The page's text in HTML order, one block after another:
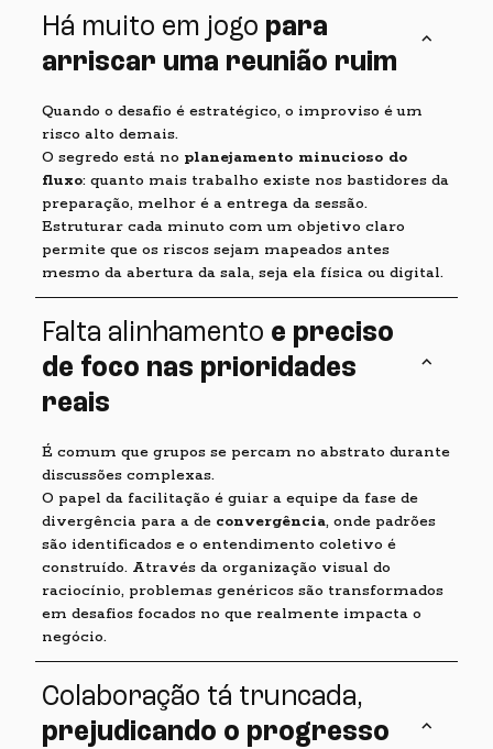
Há muito em jogo para
arriscar uma reunião ruim
keyboard_arrow_up
Quando o desafio é estratégico, o improviso é um
risco alto demais.
O segredo está no planejamento minucioso do
fluxo: quanto mais trabalho existe nos bastidores da
preparação, melhor é a entrega da sessão.
Estruturar cada minuto com um objetivo claro
permite que os riscos sejam mapeados antes
mesmo da abertura da sala, seja ela física ou digital.
Falta alinhamento e preciso
de foco nas prioridades
reais
keyboard_arrow_up
É comum que grupos se percam no abstrato durante
discussões complexas.
O papel da facilitação é guiar a equipe da fase de
divergência para a de convergência, onde padrões
são identificados e o entendimento coletivo é
construído. Através da organização visual do
raciocínio, problemas genéricos são transformados
em desafios focados no que realmente impacta o
negócio.
Colaboração tá truncada,
prejudicando o progresso
keyboard_arrow_up